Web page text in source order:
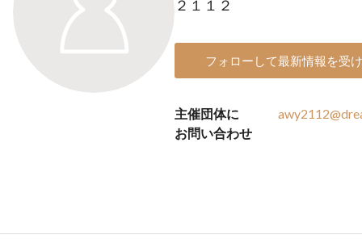
２１１２
フォローして最新情報を受
主催団体に
お問い合わせ